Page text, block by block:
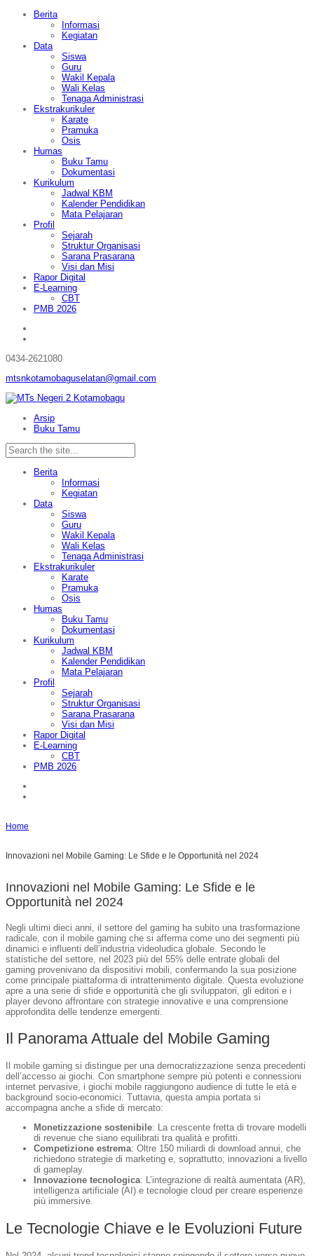
Berita
Informasi
Kegiatan
Data
Siswa
Guru
Wakil Kepala
Wali Kelas
Tenaga Administrasi
Ekstrakurikuler
Karate
Pramuka
Osis
Humas
Buku Tamu
Dokumentasi
Kurikulum
Jadwal KBM
Kalender Pendidikan
Mata Pelajaran
Profil
Sejarah
Struktur Organisasi
Sarana Prasarana
Visi dan Misi
Rapor Digital
E-Learning
CBT
PMB 2026
0434-2621080
mtsnkotamobaguselatan@gmail.com
Arsip
Buku Tamu
Berita
Informasi
Kegiatan
Data
Siswa
Guru
Wakil Kepala
Wali Kelas
Tenaga Administrasi
Ekstrakurikuler
Karate
Pramuka
Osis
Humas
Buku Tamu
Dokumentasi
Kurikulum
Jadwal KBM
Kalender Pendidikan
Mata Pelajaran
Profil
Sejarah
Struktur Organisasi
Sarana Prasarana
Visi dan Misi
Rapor Digital
E-Learning
CBT
PMB 2026
Home
Innovazioni nel Mobile Gaming: Le Sfide e le Opportunità nel 2024
Innovazioni nel Mobile Gaming: Le Sfide e le
Opportunità nel 2024
Negli ultimi dieci anni, il settore del gaming ha subito una trasformazione
radicale, con il mobile gaming che si afferma come uno dei segmenti più
dinamici e influenti dell’industria videoludica globale. Secondo le
statistiche del settore, nel 2023 più del 55% delle entrate globali del
gaming provenivano da dispositivi mobili, confermando la sua posizione
come principale piattaforma di intrattenimento digitale. Questa evoluzione
apre a una serie di sfide e opportunità che gli sviluppatori, gli editori e i
player devono affrontare con strategie innovative e una comprensione
approfondita delle tendenze emergenti.
Il Panorama Attuale del Mobile Gaming
Il mobile gaming si distingue per una democratizzazione senza precedenti
dell’accesso ai giochi. Con smartphone sempre più potenti e connessioni
internet pervasive, i giochi mobile raggiungono audience di tutte le età e
background socio-economici. Tuttavia, questa ampia portata si
accompagna anche a sfide di mercato:
Monetizzazione sostenibile: La crescente fretta di trovare modelli
di revenue che siano equilibrati tra qualità e profitti.
Competizione estrema: Oltre 150 miliardi di download annui, che
richiedono strategie di marketing e, soprattutto, innovazioni a livello
di gameplay.
Innovazione tecnologica: L’integrazione di realtà aumentata (AR),
intelligenza artificiale (AI) e tecnologie cloud per creare esperienze
più immersive.
Le Tecnologie Chiave e le Evoluzioni Future